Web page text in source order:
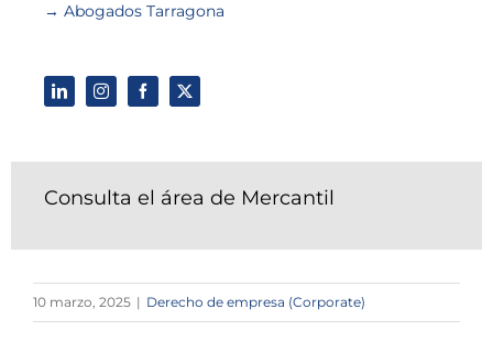
→ Abogados Tarragona
Consulta el área de Mercantil
10 marzo, 2025 | Derecho de empresa (Corporate)